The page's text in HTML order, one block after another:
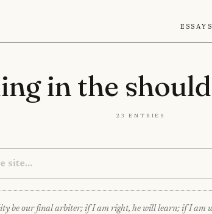
in the
23 entries
be our final arbiter; if I am right, he will learn; if I am